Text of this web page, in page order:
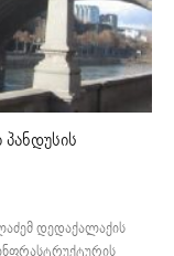
დედაქალაქის